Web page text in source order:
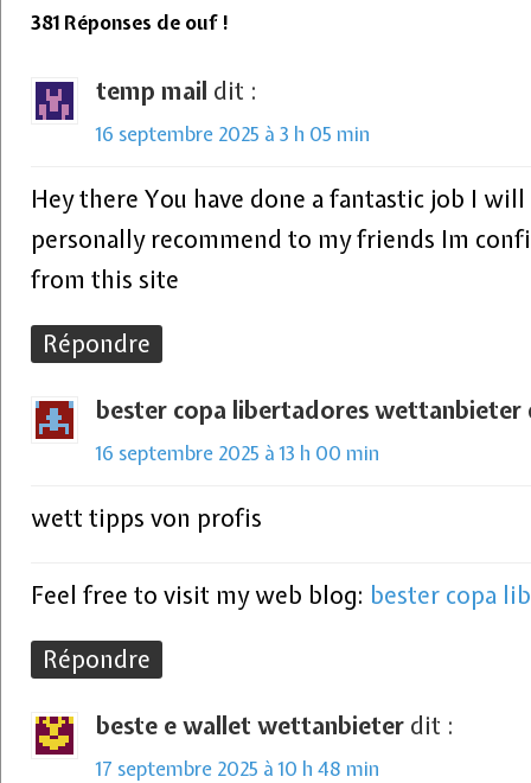
381 Réponses de ouf !
temp mail dit :
16 septembre 2025 à 3 h 05 min
Hey there You have done a fantastic job I
personally recommend to my friends Im
from this site
Répondre
bester copa libertadores wettanbieter
16 septembre 2025 à 13 h 00 min
wett tipps von profis
Feel free to visit my web blog: bester copa
Répondre
beste e wallet wettanbieter dit :
17 septembre 2025 à 10 h 48 min